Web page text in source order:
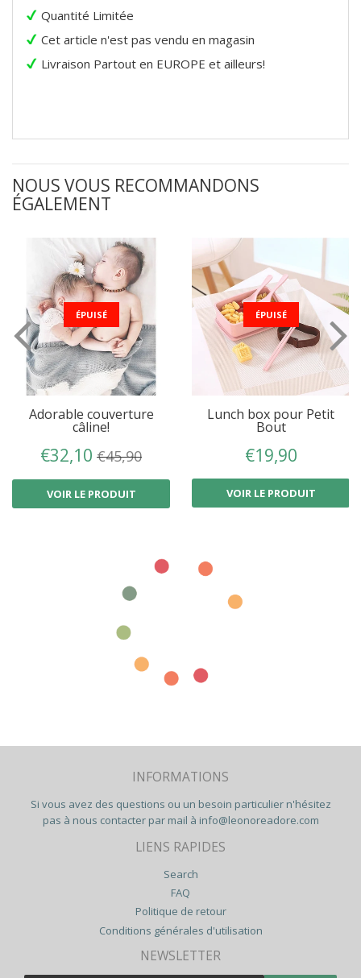
Quantité Limitée
Cet article n'est pas vendu en magasin
Livraison Partout en EUROPE et ailleurs!
NOUS VOUS RECOMMANDONS
ÉGALEMENT
ÉPUISÉ
Adorable couverture
câline!
PRIX
RÉDUIT
€32,10 €32,10
PRIX
€45,90
VOIR LE PRODUIT
ÉPUISÉ
Lunch box pour Petit
Bout
PRIX
RÉGULIER
€19,90
VOIR LE PRODUIT
INFORMATIONS
Si vous avez des questions ou un besoin particulier n'hésitez
pas à nous contacter par mail à info@leonoreadore.com
LIENS RAPIDES
Search
FAQ
Politique de retour
Conditions générales d'utilisation
NEWSLETTER